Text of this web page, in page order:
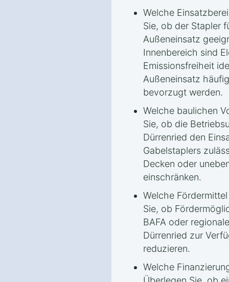
Welche
Sie, ob der Stapler
Außeneinsatz
Innenbereich sind
Emissionsfreiheit
Außeneinsatz
bevorzugt werden.
Welche baulichen
Sie, ob die
Dürrenried den
Gabelstaplers
Decken oder
einschränken.
Welche
Sie, ob
BAFA oder
Dürrenried zur
reduzieren.
Welche